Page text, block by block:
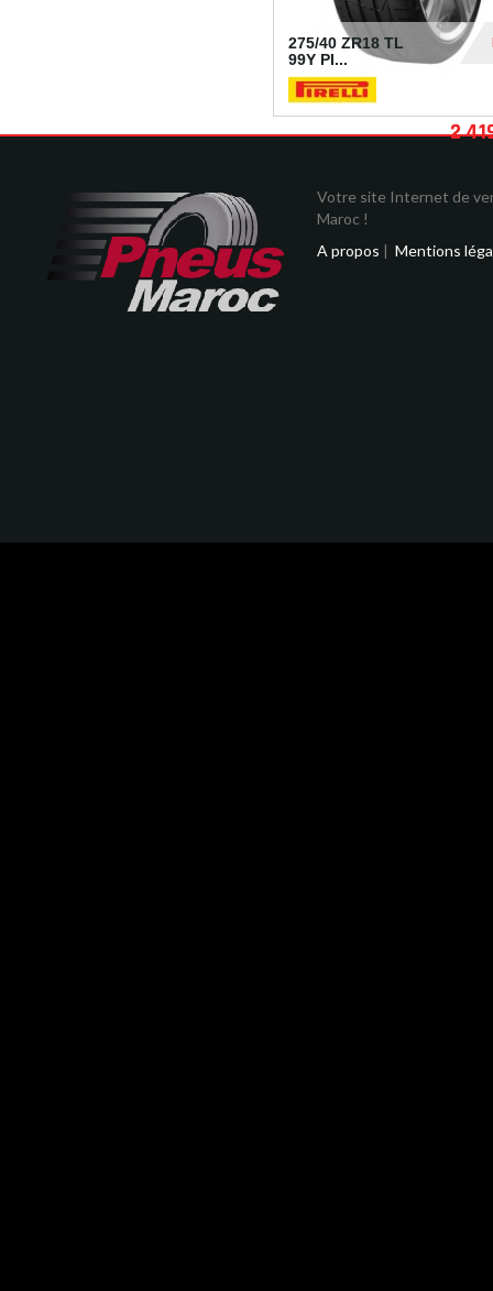
275/40 ZR18 TL
99Y PI...
2
Votre site Internet de
Maroc !
A propos | Mentions